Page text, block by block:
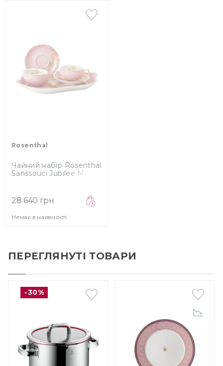
Rosenthal
Чайний набір Rosenthal
Sanssouci Jubilee Midas
28 640 грн
Немає в наявності
ПЕРЕГЛЯНУТІ ТОВАРИ
-30%